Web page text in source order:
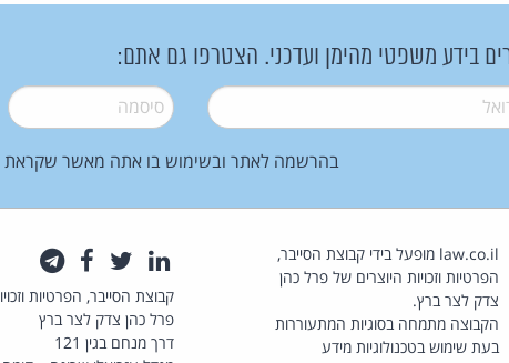
בידע משפטי מהימן ועדכני. הצטרפו גם אתם:
סיסמה*
בהרשמה לאתר ובשימוש בו אתה מאשר
law.co.il מופעל בידי קבוצת הסייבר,
הפרטיות וזכויות היוצרים של פרל כהן
צדק לצר ברץ.
הקבוצה מתמחה בסוגיות המתעוררות
בעת שימוש בטכנולוגיות מידע
לינקדאין
טוויטרפייסבוק
קבוצת הסייבר, הפרטיות
פרל כהן צדק לצר ברץ
דרך מנחם בגין 121